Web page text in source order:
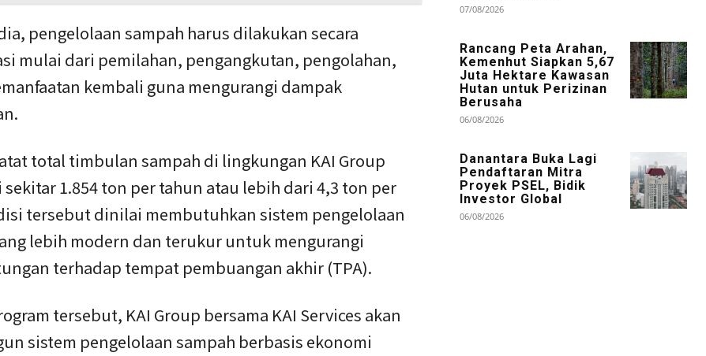
pengelolaan sampah harus dilakukan secara
mulai dari pemilahan, pengangkutan, pengolahan,
kembali guna mengurangi dampak
total timbulan sampah di lingkungan KAI Group
sekitar 1.854 ton per tahun atau lebih dari 4,3 ton per
tersebut dinilai membutuhkan sistem pengelolaan
lebih modern dan terukur untuk mengurangi
terhadap tempat pembuangan akhir (TPA).
tersebut, KAI Group bersama KAI Services akan
sistem pengelolaan sampah berbasis ekonomi
07/08/2026
Rancang Peta Arahan,
Kemenhut Siapkan 5,67
Juta Hektare Kawasan
Hutan untuk Perizinan
Berusaha
06/08/2026
Danantara Buka Lagi
Pendaftaran Mitra
Proyek PSEL, Bidik
Investor Global
06/08/2026